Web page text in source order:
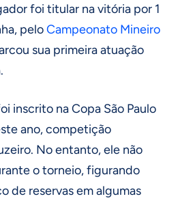
foi titular na vitória por 1
peloCampeonato Mineiro
sua primeira atuação
inscrito na Copa São Paulo
ano, competição
No entanto, ele não
o torneio, figurando
de reservas em algumas